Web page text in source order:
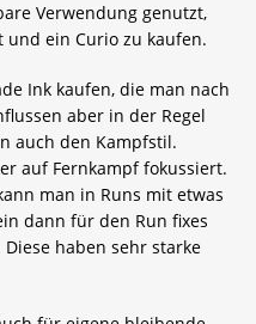
Verwendung genutzt,
und ein Curio zu kaufen.
Ink kaufen, die man nach
aber in der Regel
auch den Kampfstil.
auf Fernkampf fokussiert.
man in Runs mit etwas
dann für den Run fixes
Diese haben sehr starke